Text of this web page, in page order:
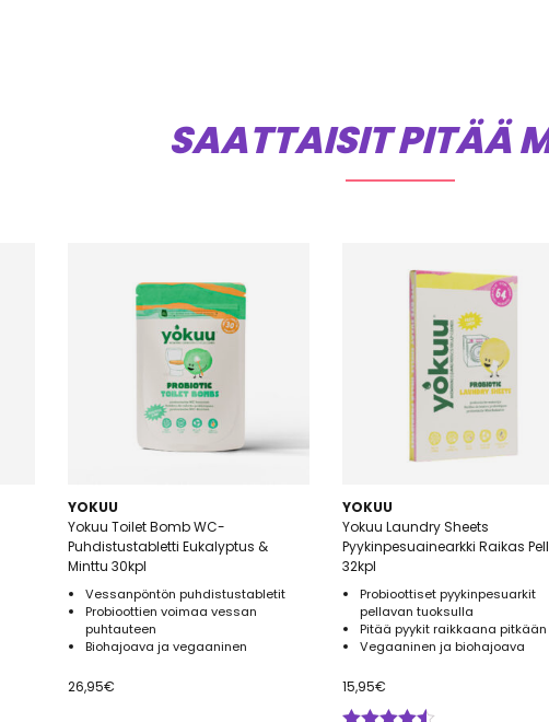
SAATTAISIT PITÄÄ
YOKUU
Yokuu Toilet Bomb WC-
Puhdistustabletti Eukalyptus &
Minttu 30kpl
Vessanpöntön puhdistustabletit
Probioottien voimaa vessan
puhtauteen
Biohajoava ja vegaaninen
26,95€
YOKUU
Yokuu Laundry Sheets
Pyykinpesuainearkki Raikas
32kpl
Probioottiset pyykinpesuarkit
pellavan tuoksulla
Pitää pyykit raikkaana pitkään
Vegaaninen ja biohajoava
15,95€